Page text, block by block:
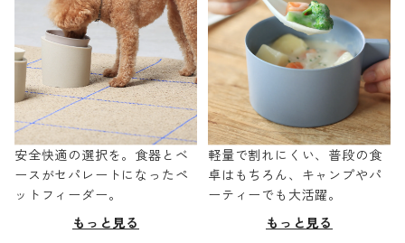
安全快適の選択を。食器とベ
ースがセパレートになったペ
ットフィーダー。
もっと見る
軽量で割れにくい、普段の食
卓はもちろん、キャンプやパ
ーティーでも大活躍。
もっと見る